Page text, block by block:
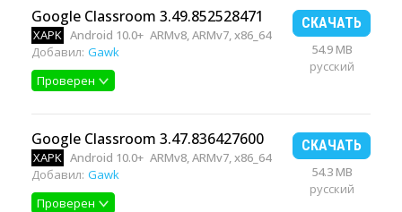
Google Classroom 3.49.852528471
XAPK Android 10.0+ ARMv8, ARMv7, x86_64
Добавил: Gawk
Проверен
СКАЧАТЬ
54.9 MB
русский
Google Classroom 3.47.836427600
XAPK Android 10.0+ ARMv8, ARMv7, x86_64
Добавил: Gawk
Проверен
СКАЧАТЬ
54.3 MB
русский